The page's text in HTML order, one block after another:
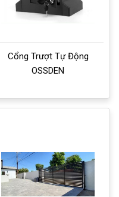
Cổng Trượt Tự Động
OSSDEN